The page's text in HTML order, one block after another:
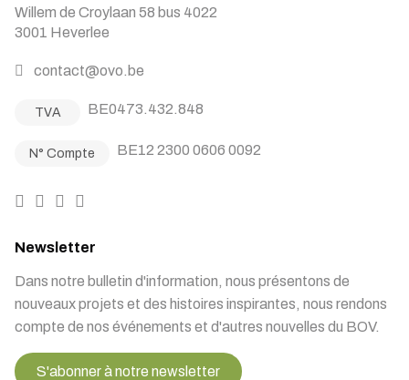
Willem de Croylaan 58 bus 4022
3001 Heverlee
contact@ovo.be
TVA BE0473.432.848
N° Compte BE12 2300 0606 0092
Newsletter
Dans notre bulletin d'information, nous présentons de
nouveaux projets et des histoires inspirantes, nous rendons
compte de nos événements et d'autres nouvelles du BOV.
S'abonner à notre newsletter